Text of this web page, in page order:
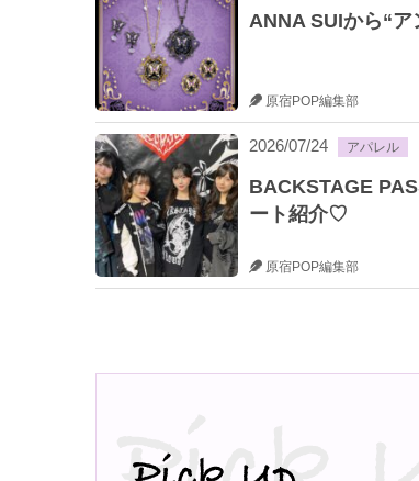
ANNA SUIから“
原宿POP編集部
2026/07/24 アパレル
BACKSTAGE
ート紹介♡
原宿POP編集部